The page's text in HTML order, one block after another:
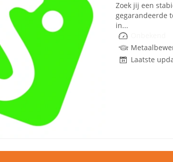
Zoek jij een
gegarandeerde
in...
Laatste